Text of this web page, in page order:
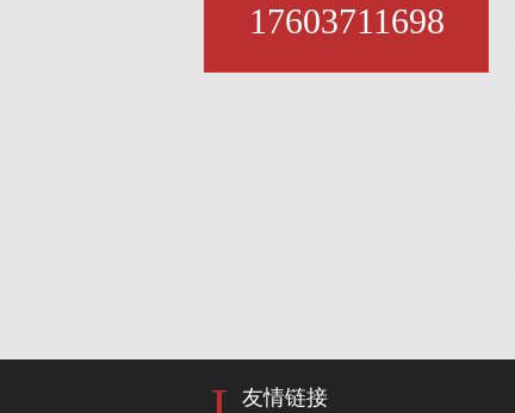
17603711698
友情链接